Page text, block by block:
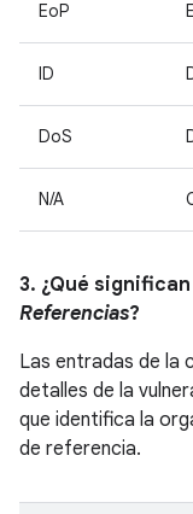
EoP
ID
DoS
N/A
3. ¿Qué
Referencias?
Las entradas de la
detalles de la
que identifica la
de referencia.